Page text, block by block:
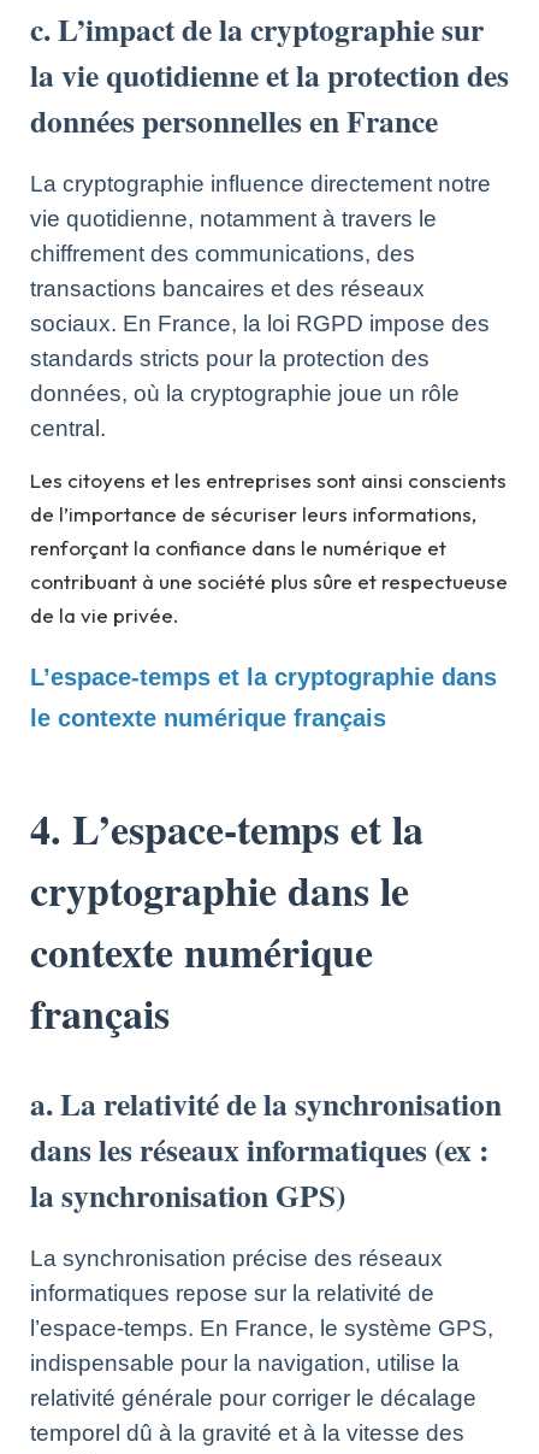
c. L’impact de la cryptographie sur
la vie quotidienne et la protection des
données personnelles en France
La cryptographie influence directement notre
vie quotidienne, notamment à travers le
chiffrement des communications, des
transactions bancaires et des réseaux
sociaux. En France, la loi RGPD impose des
standards stricts pour la protection des
données, où la cryptographie joue un rôle
central.
Les citoyens et les entreprises sont ainsi conscients
de l’importance de sécuriser leurs informations,
renforçant la confiance dans le numérique et
contribuant à une société plus sûre et respectueuse
de la vie privée.
L’espace-temps et la cryptographie dans
le contexte numérique français
4. L’espace-temps et la
cryptographie dans le
contexte numérique
français
a. La relativité de la synchronisation
dans les réseaux informatiques (ex :
la synchronisation GPS)
La synchronisation précise des réseaux
informatiques repose sur la relativité de
l’espace-temps. En France, le système GPS,
indispensable pour la navigation, utilise la
relativité générale pour corriger le décalage
temporel dû à la gravité et à la vitesse des